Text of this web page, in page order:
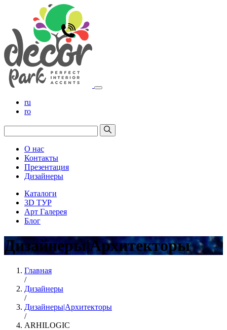
ru
ro
О нас
Контакты
Презентация
Дизайнеры
Каталоги
3D ТУР
Арт Галерея
Блог
Дизайнеры|Архитекторы
Главная
/
Дизайнеры
/
Дизайнеры|Архитекторы
/
ARHILOGIC